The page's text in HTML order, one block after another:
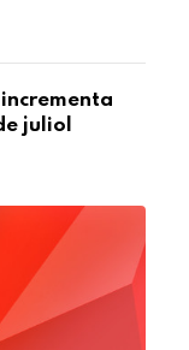
juliol